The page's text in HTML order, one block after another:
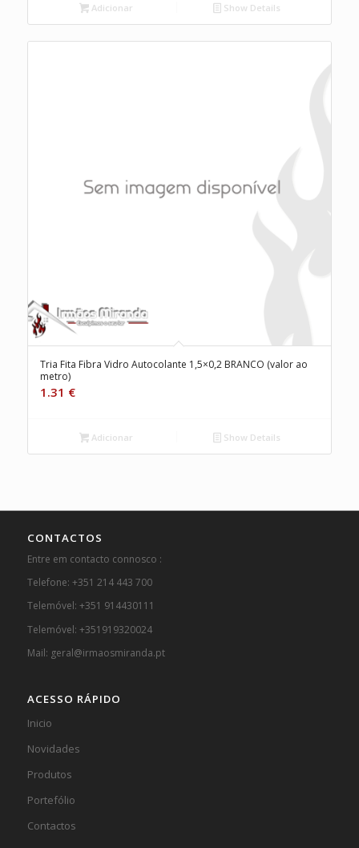
Adicionar Show Details
Tria Fita Fibra Vidro Autocolante 1,5×0,2 BRANCO (valor ao
metro)
1.31 €
Adicionar Show Details
CONTACTOS
Entre em contacto connosco :
Telefone: +351 214 443 700
Telemóvel: +351 914430111
Telemóvel: +351919320024
Mail: geral@irmaosmiranda.pt
ACESSO RÁPIDO
Inicio
Novidades
Produtos
Portefólio
Contactos